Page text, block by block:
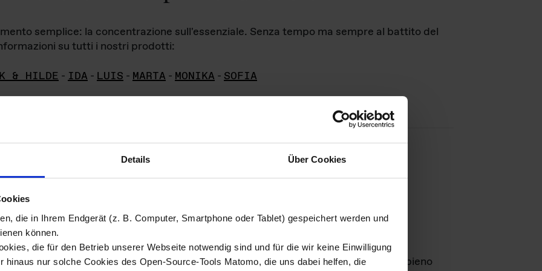
Details Über Cookies
die in Ihrem Endgerät (z. B. Computer, Smartphone oder Tablet) gespeichert werden und
können.
die für den Betrieb unserer Webseite notwendig sind und für die wir keine Einwilligung
hinaus nur solche Cookies des Open-Source-Tools Matomo, die uns dabei helfen, die
semplice: la concentrazione sull'essenziale. Senza tempo ma sempre al battito del
su tutti i nostri prodotti:
& HILDE - IDA - LUIS - MARTA - MONIKA - SOFIA
di immagini
materiale fotografico sono detenuti daDas ganze LebenGmbH e rimangono in pieno